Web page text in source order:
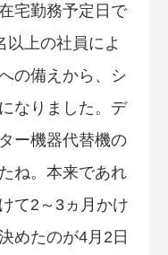
宅勤務予定日で
以上の社員によ
の備えから、シ
なりました。デ
ー機器代替機の
ね。本来であれ
て2～3ヵ月かけ
めたのが4月2日